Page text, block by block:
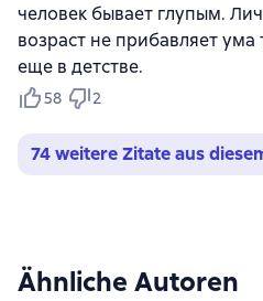
человек бывает глупым.
возраст не прибавляет
еще в детстве.
58 2
74 weitere Zitate aus
Ähnliche Autoren